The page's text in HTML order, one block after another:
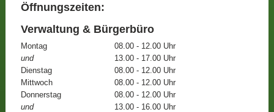
Öffnungszeiten:
Verwaltung & Bürgerbüro
Montag
08.00 - 12.00 Uhr
und
13.00 - 17.00 Uhr
Dienstag
08.00 - 12.00 Uhr
Mittwoch
08.00 - 12.00 Uhr
Donnerstag
08.00 - 12.00 Uhr
und
13.00 - 16.00 Uhr